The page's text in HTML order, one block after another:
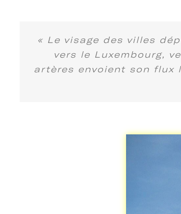
« Le visage des villes
vers le Luxembourg,
artères envoient son flux